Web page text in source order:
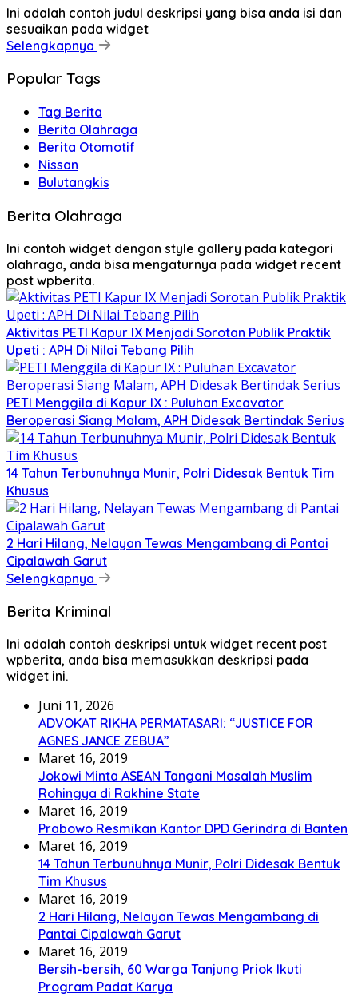
Ini adalah contoh judul deskripsi yang bisa anda isi dan
sesuaikan pada widget
Selengkapnya
Popular Tags
Tag Berita
Berita Olahraga
Berita Otomotif
Nissan
Bulutangkis
Berita Olahraga
Ini contoh widget dengan style gallery pada kategori
olahraga, anda bisa mengaturnya pada widget recent
post wpberita.
Aktivitas PETI Kapur IX Menjadi Sorotan Publik Praktik
Upeti : APH Di Nilai Tebang Pilih
PETI Menggila di Kapur IX : Puluhan Excavator
Beroperasi Siang Malam, APH Didesak Bertindak Serius
14 Tahun Terbunuhnya Munir, Polri Didesak Bentuk Tim
Khusus
2 Hari Hilang, Nelayan Tewas Mengambang di Pantai
Cipalawah Garut
Selengkapnya
Berita Kriminal
Ini adalah contoh deskripsi untuk widget recent post
wpberita, anda bisa memasukkan deskripsi pada
widget ini.
Juni 11, 2026
ADVOKAT RIKHA PERMATASARI: “JUSTICE FOR
AGNES JANCE ZEBUA”
Maret 16, 2019
Jokowi Minta ASEAN Tangani Masalah Muslim
Rohingya di Rakhine State
Maret 16, 2019
Prabowo Resmikan Kantor DPD Gerindra di Banten
Maret 16, 2019
14 Tahun Terbunuhnya Munir, Polri Didesak Bentuk
Tim Khusus
Maret 16, 2019
2 Hari Hilang, Nelayan Tewas Mengambang di
Pantai Cipalawah Garut
Maret 16, 2019
Bersih-bersih, 60 Warga Tanjung Priok Ikuti
Program Padat Karya